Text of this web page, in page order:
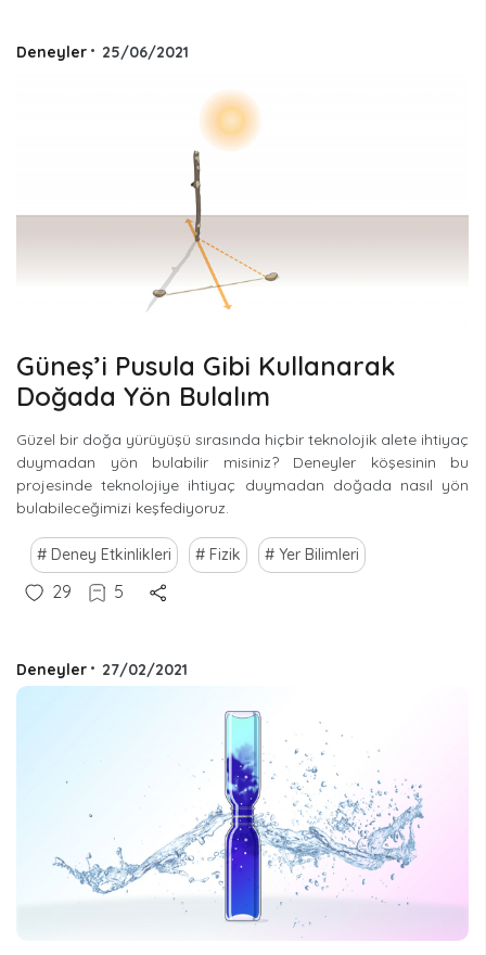
Deneyler • 25/06/2021
Güneş’i Pusula Gibi Kullanarak
Doğada Yön Bulalım
Güzel bir doğa yürüyüşü sırasında hiçbir teknolojik alete ihtiyaç
duymadan yön bulabilir misiniz? Deneyler köşesinin bu
projesinde teknolojiye ihtiyaç duymadan doğada nasıl yön
bulabileceğimizi keşfediyoruz.
Deney Etkinlikleri Fizik Yer Bilimleri
29 5
Deneyler • 27/02/2021